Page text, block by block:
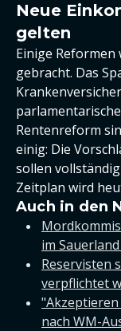
Neue
gelten
Einige
gebracht. Das
Rentenreform
einig: Die
sollen
Zeitplan wird
Auch in den
im
Reservisten
verpflichtet
"Akzeptieren
nach WM-